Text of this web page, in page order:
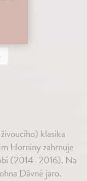
klasika
Horniny zahrnuje
(2014–2016). Na
Dávné jaro.